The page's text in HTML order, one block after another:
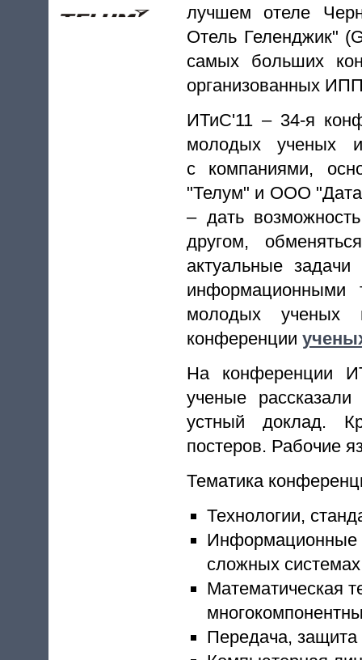
лучшем отеле
Отель Геленджик"
самых больших
организованных
ИТиС'11 – 34-я
молодых ученых
с компаниями,
"Телум" и ООО
– дать
другом,
актуальные
информационными
молодых
конференции
На конференции
ученые
устный доклад.
постеров. Рабочие
Тематика
Технологии,
Информационные
сложных системах
Математическая
Передача,